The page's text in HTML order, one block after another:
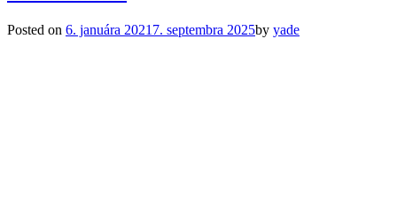
Posted on 6. januára 2021 7. septembra 2025by yade